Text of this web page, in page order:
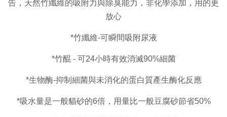
告，天然竹纖維的吸附力與除臭能力，非化學添加，用的更
放心
*竹纖維-可瞬間吸附尿液
*竹醌 - 可24小時有效消滅90%細菌
*生物酶-抑制細菌與未消化的蛋白質產生酶化反應
*吸水量是一般貓砂的6倍，用量比一般豆腐砂節省50%